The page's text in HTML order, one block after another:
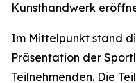
Kunsthandwerk
Im Mittelpunkt stand
Präsentation der
Teilnehmenden. Die